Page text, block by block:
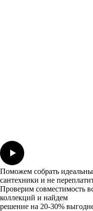
Поможем собрать
сантехники и не
Проверим совместимость
коллекций и найдем
решение на 20-30%